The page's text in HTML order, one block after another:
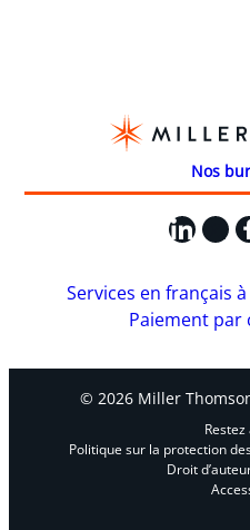
Nos
X
Services en français
Paiement par
© 2026 Miller
Restez
Politique sur la protection
Droit